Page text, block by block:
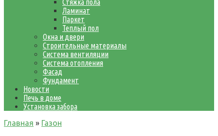
Стяжка пола
Ламинат
Паркет
Теплый пол
Окна и двери
Строительные материалы
Система вентиляции
Система отопления
Фасад
Фундамент
Новости
Печь в доме
Установка забора
Главная » Газон